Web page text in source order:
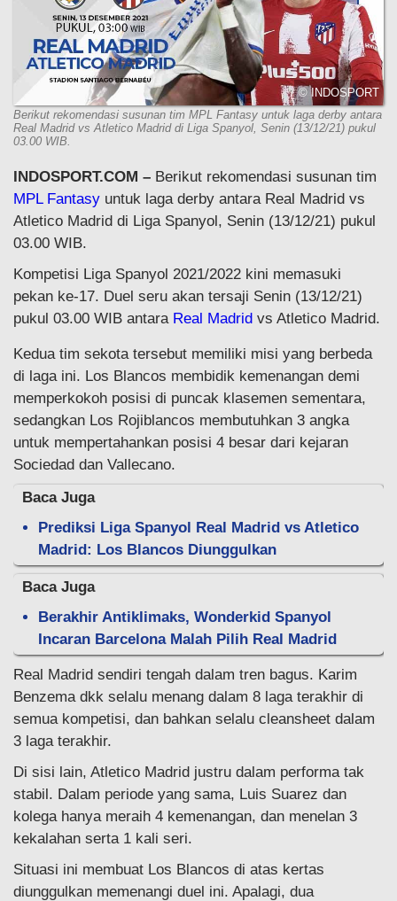
© INDOSPORT
Berikut rekomendasi susunan tim MPL Fantasy untuk laga derby antara
Real Madrid vs Atletico Madrid di Liga Spanyol, Senin (13/12/21) pukul
03.00 WIB.
INDOSPORT.COM – Berikut rekomendasi susunan tim
MPL Fantasy untuk laga derby antara Real Madrid vs
Atletico Madrid di Liga Spanyol, Senin (13/12/21) pukul
03.00 WIB.
Kompetisi Liga Spanyol 2021/2022 kini memasuki
pekan ke-17. Duel seru akan tersaji Senin (13/12/21)
pukul 03.00 WIB antara Real Madrid vs Atletico Madrid.
Kedua tim sekota tersebut memiliki misi yang berbeda
di laga ini. Los Blancos membidik kemenangan demi
memperkokoh posisi di puncak klasemen sementara,
sedangkan Los Rojiblancos membutuhkan 3 angka
untuk mempertahankan posisi 4 besar dari kejaran
Sociedad dan Vallecano.
Baca Juga
Prediksi Liga Spanyol Real Madrid vs Atletico
Madrid: Los Blancos Diunggulkan
Baca Juga
Berakhir Antiklimaks, Wonderkid Spanyol
Incaran Barcelona Malah Pilih Real Madrid
Real Madrid sendiri tengah dalam tren bagus. Karim
Benzema dkk selalu menang dalam 8 laga terakhir di
semua kompetisi, dan bahkan selalu cleansheet dalam
3 laga terakhir.
Di sisi lain, Atletico Madrid justru dalam performa tak
stabil. Dalam periode yang sama, Luis Suarez dan
kolega hanya meraih 4 kemenangan, dan menelan 3
kekalahan serta 1 kali seri.
Situasi ini membuat Los Blancos di atas kertas
diunggulkan memenangi duel ini. Apalagi, dua